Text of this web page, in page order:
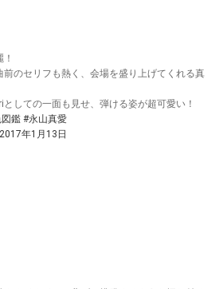
のセリフも熱く、会場を盛り上げてくれる真
しての一面も見せ、弾ける姿が超可愛い！
鑑 #永山真愛
2017年1月13日